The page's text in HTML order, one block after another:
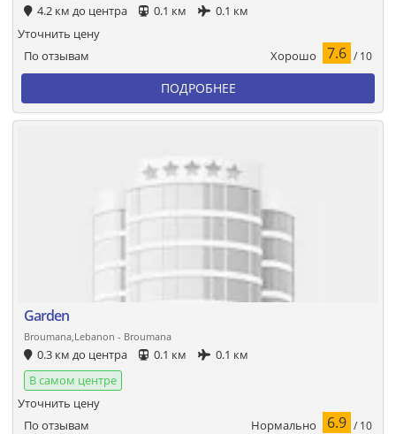
4.2 км до центра 0.1 км 0.1 км
По отзывам Хорошо 7.6 / 10
Уточнить цену
ПОДРОБНЕЕ
Garden
Broumana,Lebanon - Broumana
0.3 км до центра 0.1 км
0.1 км
В самом центре
По отзывам Нормально 6.9 / 10
Уточнить цену